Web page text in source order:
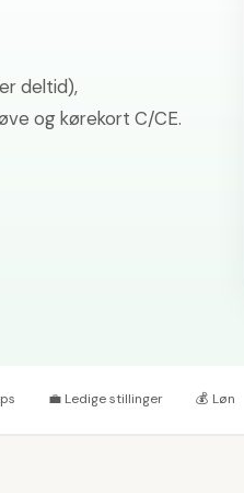
deltid),
og kørekort C/CE.
💼 Ledige stillinger 💰 Løn